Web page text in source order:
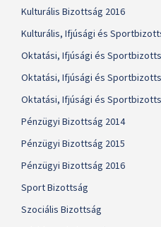
Kulturális Bizottság 2016
Kulturális, Ifjúsági és
Oktatási, Ifjúsági és
Oktatási, Ifjúsági és
Oktatási, Ifjúsági és
Pénzügyi Bizottság 2014
Pénzügyi Bizottság 2015
Pénzügyi Bizottság 2016
Sport Bizottság
Szociális Bizottság